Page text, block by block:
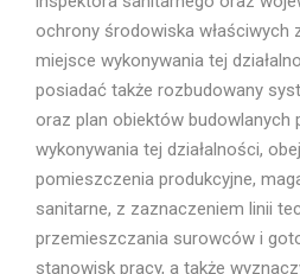
ochrony środowiska właściwych
miejsce wykonywania tej
posiadać także rozbudowany
oraz plan obiektów budowlanych
wykonywania tej działalności,
pomieszczenia produkcyjne,
sanitarne, z zaznaczeniem linii
przemieszczania surowców i
stanowisk pracy, a także